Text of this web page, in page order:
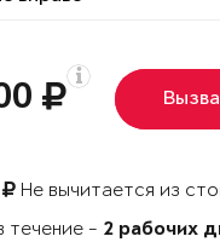
Не вычитается из
течение - 2 рабочих